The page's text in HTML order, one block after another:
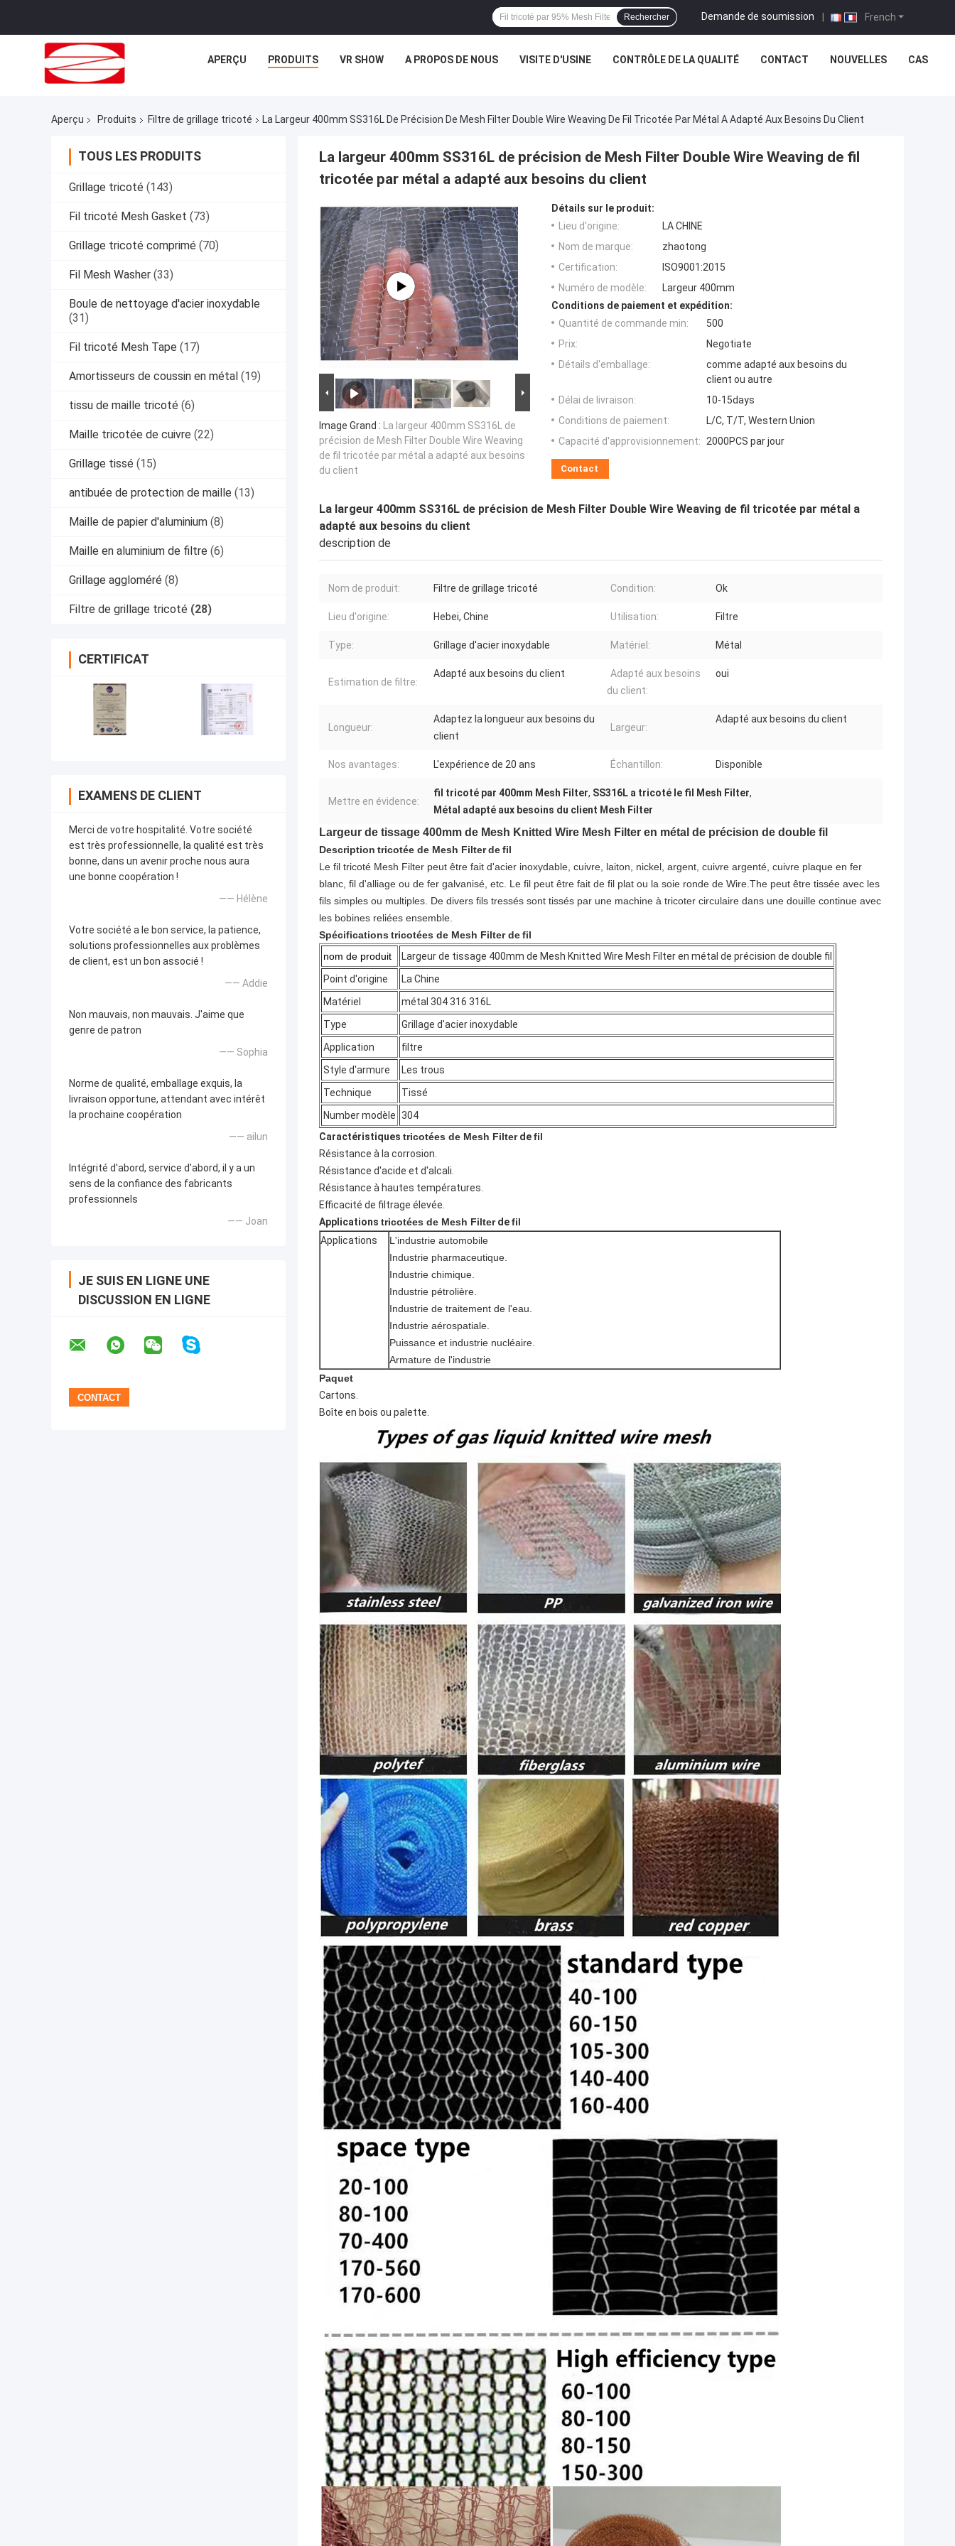
French
Demande de soumission |
Rechercher
APERÇU PRODUITS VR SHOW A PROPOS DE NOUS VISITE D'USINE CONTRÔLE DE LA QUALITÉ CONTACT NOUVELLES CAS
Aperçu Produits Filtre de grillage tricoté La Largeur 400mm SS316L De Précision De Mesh Filter Double Wire Weaving De Fil Tricotée Par Métal A Adapté Aux Besoins Du Client
TOUS LES PRODUITS
Grillage tricoté (143)
Fil tricoté Mesh Gasket (73)
Grillage tricoté comprimé (70)
Fil Mesh Washer (33)
Boule de nettoyage d'acier inoxydable
(31)
Fil tricoté Mesh Tape (17)
Amortisseurs de coussin en métal (19)
tissu de maille tricoté (6)
Maille tricotée de cuivre (22)
Grillage tissé (15)
antibuée de protection de maille (13)
Maille de papier d'aluminium (8)
Maille en aluminium de filtre (6)
Grillage aggloméré (8)
Filtre de grillage tricoté (28)
CERTIFICAT
EXAMENS DE CLIENT
Merci de votre hospitalité. Votre société
est très professionnelle, la qualité est très
bonne, dans un avenir proche nous aura
une bonne coopération !
—— Hélène
Votre société a le bon service, la patience,
solutions professionnelles aux problèmes
de client, est un bon associé !
—— Addie
Non mauvais, non mauvais. J'aime que
genre de patron
—— Sophia
Norme de qualité, emballage exquis, la
livraison opportune, attendant avec intérêt
la prochaine coopération
—— ailun
Intégrité d'abord, service d'abord, il y a un
sens de la confiance des fabricants
professionnels
—— Joan
JE SUIS EN LIGNE UNE
DISCUSSION EN LIGNE
La largeur 400mm SS316L de précision de Mesh Filter Double Wire Weaving de fil
tricotée par métal a adapté aux besoins du client
Image Grand : La largeur 400mm SS316L de
précision de Mesh Filter Double Wire Weaving
de fil tricotée par métal a adapté aux besoins
du client
Détails sur le produit:
Lieu d'origine:
LA CHINE
Nom de marque:
zhaotong
Certification:
ISO9001:2015
Numéro de modèle:
Largeur 400mm
Conditions de paiement et expédition:
Quantité de commande min:
500
Prix:
Negotiate
Détails d'emballage:
comme adapté aux besoins du
client ou autre
Délai de livraison:
10-15days
Conditions de paiement:
L/C, T/T, Western Union
Capacité d'approvisionnement: 2000PCS par jour
Contact
La largeur 400mm SS316L de précision de Mesh Filter Double Wire Weaving de fil tricotée par métal a
adapté aux besoins du client
description de
Nom de produit: Filtre de grillage tricoté Condition: Ok
Lieu d'origine: Hebei, Chine Utilisation: Filtre
Type: Grillage d'acier inoxydable Matériel: Métal
Estimation de filtre:
Adapté aux besoins du client
Adapté aux besoins
du client:
oui
Longueur:
Adaptez la longueur aux besoins du
client
Largeur:
Adapté aux besoins du client
Nos avantages: L'expérience de 20 ans Échantillon: Disponible
Mettre en évidence:
fil tricoté par 400mm Mesh Filter, SS316L a tricoté le fil Mesh Filter,
Métal adapté aux besoins du client Mesh Filter
Largeur de tissage 400mm de Mesh Knitted Wire Mesh Filter en métal de précision de double fil
Description tricotée de Mesh Filterdefil
Le fil tricoté Mesh Filter peut être fait d'acier inoxydable, cuivre, laiton, nickel, argent, cuivre argenté, cuivre plaque en fer
blanc, fil d'alliage ou de fer galvanisé, etc. Le fil peut être fait de fil plat ou la soie ronde de Wire.The peut être tissée avec les
fils simples ou multiples. De divers fils tressés sont tissés par une machine à tricoter circulaire dans une douille continue avec
les bobines reliées ensemble.
Spécifications tricotées de Mesh Filterdefil
nom de produit
Largeur de tissage 400mm de Mesh Knitted Wire Mesh Filter en métal de précision de double fil
Point d'origine
La Chine
Matériel
métal 304 316 316L
Type
Grillage d'acier inoxydable
Application
filtre
Style d'armure
Les trous
Technique
Tissé
Number modèle 304
Caractéristiques tricotées de Mesh Filter defil
Résistance à la corrosion.
Résistance d'acide et d'alcali.
Résistance à hautes températures.
Efficacité de filtrage élevée.
Applications tricotées de Mesh Filterdefil
Applications
L'industrie automobile
Industrie pharmaceutique.
Industrie chimique.
Industrie pétrolière.
Industrie de traitement de l'eau.
Industrie aérospatiale.
Puissance et industrie nucléaire.
Armature de l'industrie
Paquet
Cartons.
Boîte en bois ou palette.